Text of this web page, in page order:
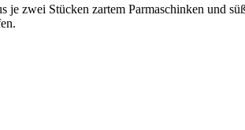
zwei Stücken zartem Parmaschinken und